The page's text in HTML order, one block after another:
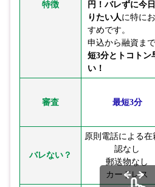
特徴
円！ バレずに今
りたい人 に特に
すめです。
申込から融資まで
短3分とトコトン
い！
審査 最短3分
バレない？
原則電話による在
認なし
郵送物なし
カードレス